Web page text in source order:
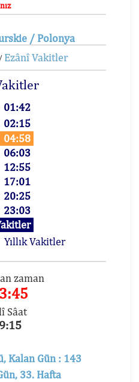
/ Polonya
Ezânî Vakitler
01:42
02:15
04:58
06:03
12:55
17:01
20:25
23:03
Yıllık Vakitler
zaman
Sâat
Kalan Gün : 143
33. Hafta